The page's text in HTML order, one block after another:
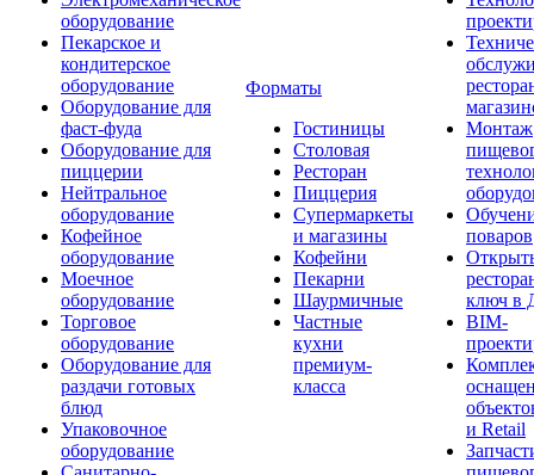
оборудование
Пекарское и
кондитерское
оборудование
Оборудование для
фаст-фуда
Оборудование для
пиццерии
Нейтральное
оборудование
Кофейное
оборудование
Моечное
оборудование
Торговое
оборудование
Оборудование для
раздачи готовых
блюд
Упаковочное
оборудование
Форматы
Гостиницы
Столовая
Ресторан
Пиццерия
Супермаркеты
и магазины
Кофейни
Пекарни
Шаурмичные
Частные
кухни
премиум-
класса
Монтаж
поваров
ключ в
BIM-
и Retail